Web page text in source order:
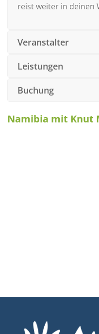
reist weiter in deinen
Veranstalter
Leistungen
Buchung
Namibia mit Knut